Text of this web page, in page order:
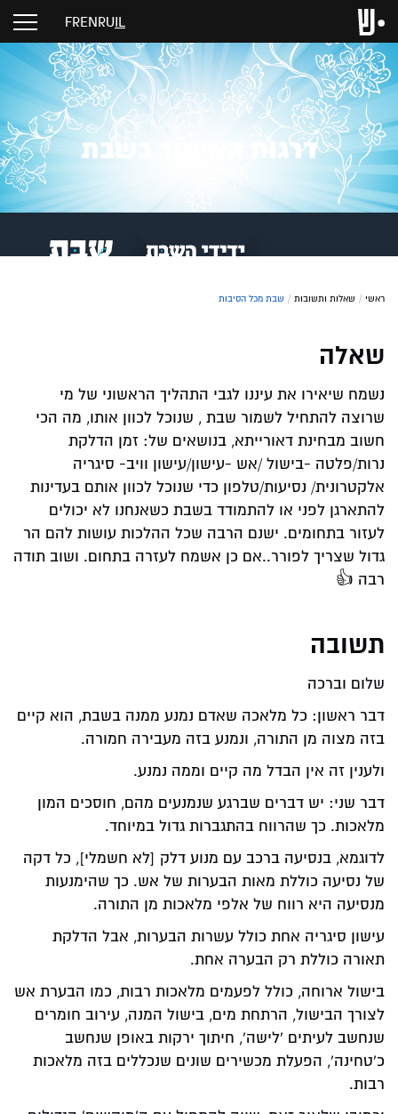
IL
RU
EN
FR
דרגות האיסור בשבת
ראשי / שאלות ותשובות / שבת מכל הסיבות
שאלה
נשמח שיאירו את עיננו לגבי התהליך הראשוני של מי
שרוצה להתחיל לשמור שבת , שנוכל לכוון אותו, מה הכי
חשוב מבחינת דאורייתא, בנושאים של: זמן הדלקת
נרות/פלטה -בישול /אש -עישון/עישון וויב- סיגריה
אלקטרונית/ נסיעות/טלפון כדי שנוכל לכוון אותם בעדינות
להתארגן לפני או להתמודד בשבת כשאנחנו לא יכולים
לעזור בתחומים. ישנם הרבה שכל ההלכות עושות להם הר
גדול שצריך לפורר..אם כן אשמח לעזרה בתחום. ושוב תודה
רבה 👍
תשובה
שלום וברכה
דבר ראשון: כל מלאכה שאדם נמנע ממנה בשבת, הוא קיים
בזה מצוה מן התורה, ונמנע בזה מעבירה חמורה.
ולענין זה אין הבדל מה קיים וממה נמנע.
דבר שני: יש דברים שברגע שנמנעים מהם, חוסכים המון
מלאכות. כך שהרווח בהתגברות גדול במיוחד.
לדוגמא, בנסיעה ברכב עם מנוע דלק [לא חשמלי], כל דקה
של נסיעה כוללת מאות הבערות של אש. כך שהימנעות
מנסיעה היא רווח של אלפי מלאכות מן התורה.
עישון סיגריה אחת כולל עשרות הבערות, אבל הדלקת
תאורה כוללת רק הבערה אחת.
בישול ארוחה, כולל לפעמים מלאכות רבות, כמו הבערת אש
לצורך הבישול, הרתחת מים, בישול המנה, עירוב חומרים
שנחשב לעיתים 'לישה', חיתוך ירקות באופן שנחשב
כ'טחינה', הפעלת מכשירים שונים שנכללים בזה מלאכות
רבות.